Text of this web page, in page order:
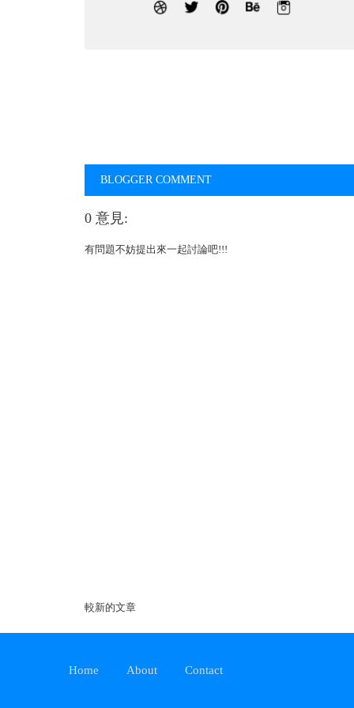
BLOGGER COMMENT
0 意見:
有問題不妨提出來一起討論吧!!!
較新的文章
Home About Contact